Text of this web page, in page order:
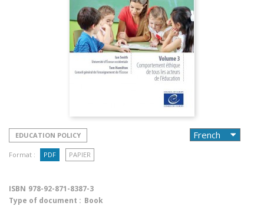
EDUCATION POLICY
Format : PDF PAPIER
ISBN 978-92-871-8387-3
Type of document : Book